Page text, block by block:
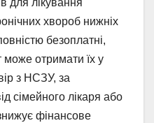
для лікування
хвороб нижніх
безоплатні,
може отримати їх у
з НСЗУ, за
сімейного лікаря або
фінансове